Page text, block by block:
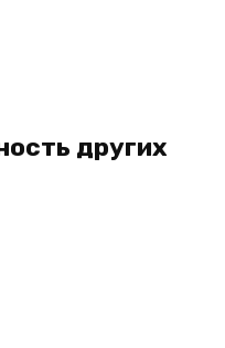
других